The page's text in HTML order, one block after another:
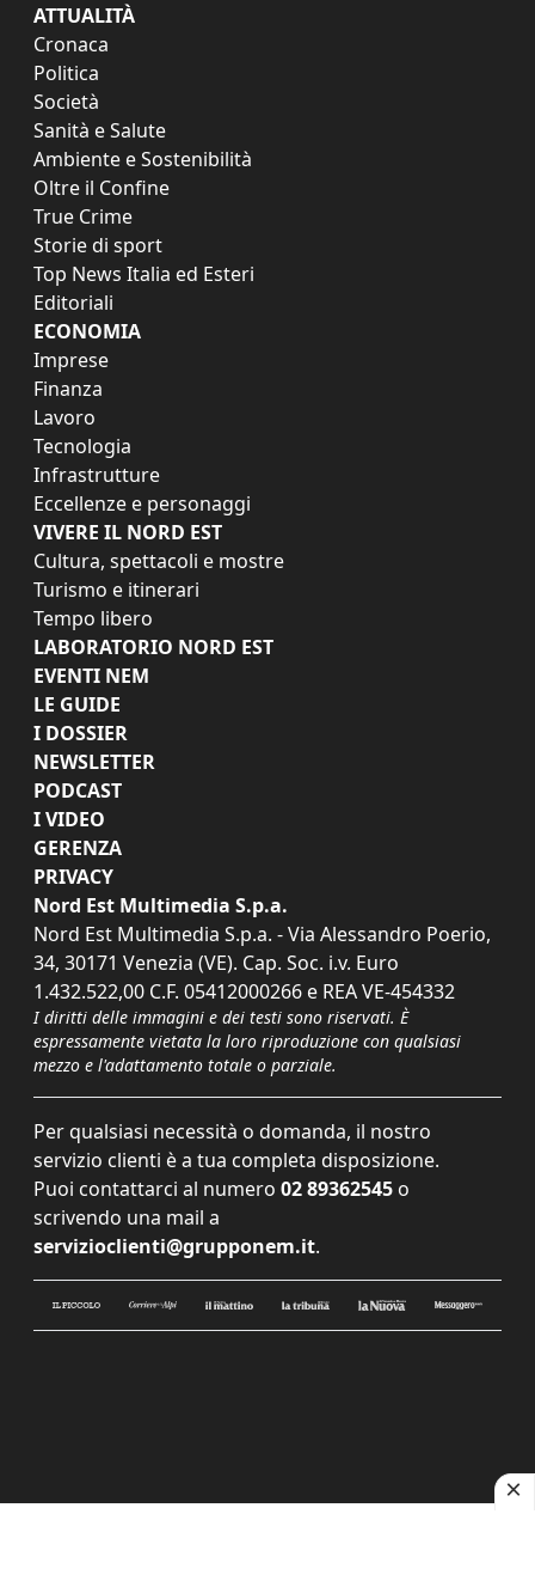
ATTUALITÀ
Cronaca
Politica
Società
Sanità e Salute
Ambiente e Sostenibilità
Oltre il Confine
True Crime
Storie di sport
Top News Italia ed Esteri
Editoriali
ECONOMIA
Imprese
Finanza
Lavoro
Tecnologia
Infrastrutture
Eccellenze e personaggi
VIVERE IL NORD EST
Cultura, spettacoli e mostre
Turismo e itinerari
Tempo libero
LABORATORIO NORD EST
EVENTI NEM
LE GUIDE
I DOSSIER
NEWSLETTER
PODCAST
I VIDEO
GERENZA
PRIVACY
Nord Est Multimedia S.p.a.
Nord Est Multimedia S.p.a. - Via Alessandro Poerio,
34, 30171 Venezia (VE). Cap. Soc. i.v. Euro
1.432.522,00 C.F. 05412000266 e REA VE-454332
I diritti delle immagini e dei testi sono riservati. È
espressamente vietata la loro riproduzione con qualsiasi
mezzo e l'adattamento totale o parziale.
Per qualsiasi necessità o domanda, il nostro
servizio clienti è a tua completa disposizione.
Puoi contattarci al numero 02 89362545 o
scrivendo una mail a
servizioclienti@grupponem.it.